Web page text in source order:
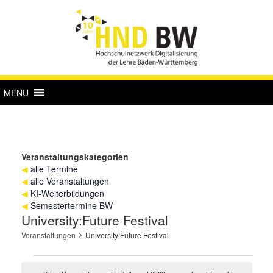
MENU
Veranstaltungskategorien
◀ alle Termine
◀ alle Veranstaltungen
◀ KI-Weiterbildungen
◀ Semestertermine BW
University:Future Festival
Veranstaltungen University:Future Festival
Veranstaltungen